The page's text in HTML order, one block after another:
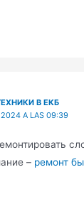
В ЕКБ
2024 A LAS 09:39
– ремонт